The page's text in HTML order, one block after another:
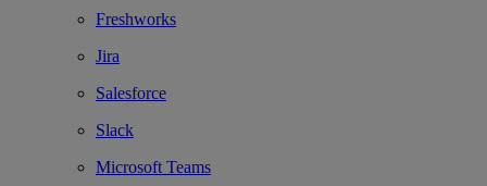
Freshworks
Jira
Salesforce
Slack
Microsoft Teams